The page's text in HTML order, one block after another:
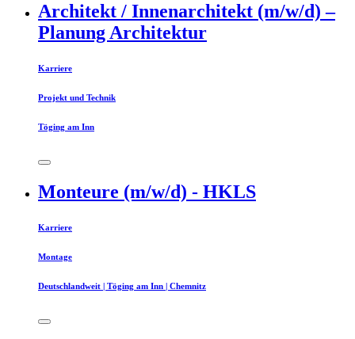
Architekt / Innenarchitekt (m/w/d) –
Planung Architektur
Karriere
Projekt und Technik
Töging am Inn
Monteure (m/w/d) - HKLS
Karriere
Montage
Deutschlandweit | Töging am Inn | Chemnitz